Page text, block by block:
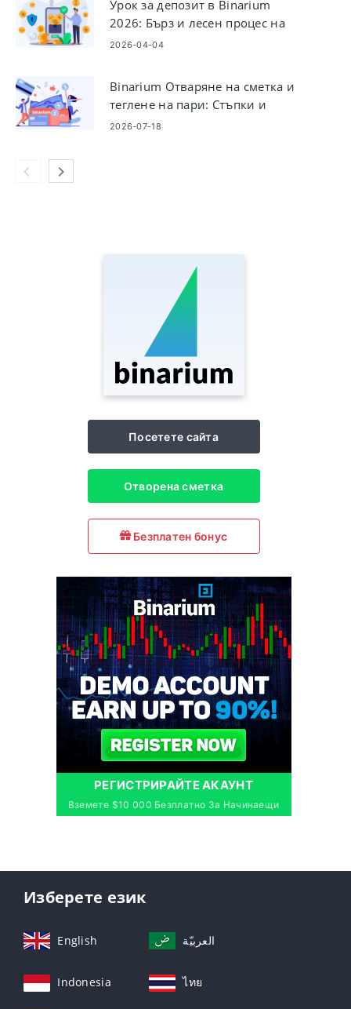
Урок за депозит в Binarium
2026: Бърз и лесен процес на
финансиране
2026-04-04
Binarium Отваряне на сметка и
теглене на пари: Стъпки и
правила за изплащане
2026-07-18
Посетете сайта
Отворена сметка
Безплатен бонус
РЕГИСТРИРАЙТЕ АКАУНТ
Вземете $10 000 Безплатно За Начинаещи
Изберете език
English العربيّة
Indonesia ไทย